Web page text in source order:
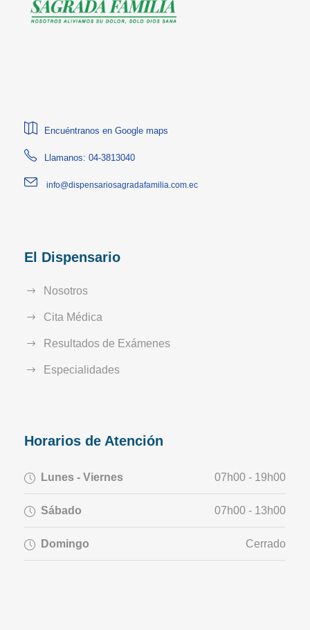
Encuéntranos en Google maps
Llamanos: 04-3813040
info@dispensariosagradafamilia.com.ec
El Dispensario
Nosotros
Cita Médica
Resultados de Exámenes
Especialidades
Horarios de Atención
Lunes - Viernes 07h00 - 19h00
Sábado 07h00 - 13h00
Domingo Cerrado